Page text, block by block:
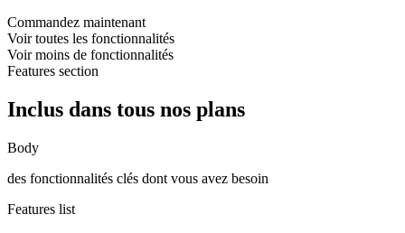
Commandez maintenant
Voir toutes les fonctionnalités
Voir moins de fonctionnalités
Features section
Inclus dans tous nos plans
Body
des fonctionnalités clés dont vous avez besoin
Features list